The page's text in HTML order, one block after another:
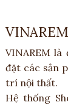
VINAREM
VINAREM
đặt các sản
trí nội thất.
Hệ thống